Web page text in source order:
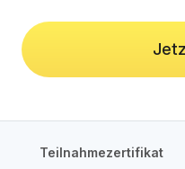
Teilnahmezertifikat